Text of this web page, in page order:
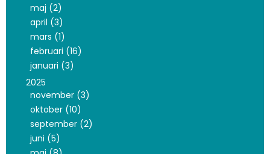
maj (2)
april (3)
mars (1)
februari (16)
januari (3)
2025
november (3)
oktober (10)
september (2)
juni (5)